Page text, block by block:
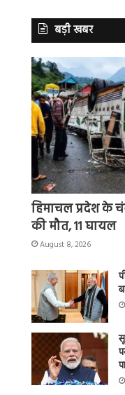
बड़ी खबर
हिमाचल प्रदेश के
की मौत, 11 घायल
August 8, 2026